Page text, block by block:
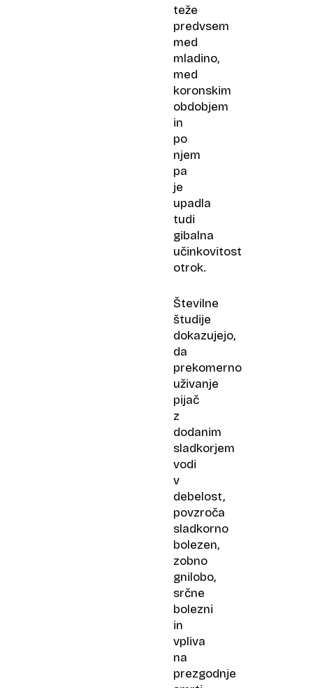
teže
predvsem
med
mladino,
med
koronskim
obdobjem
in
po
njem
pa
je
upadla
tudi
gibalna
učinkovitost
otrok.
Številne
študije
dokazujejo,
da
prekomerno
uživanje
pijač
z
dodanim
sladkorjem
vodi
v
debelost,
povzroča
sladkorno
bolezen,
zobno
gnilobo,
srčne
bolezni
in
vpliva
na
prezgodnje